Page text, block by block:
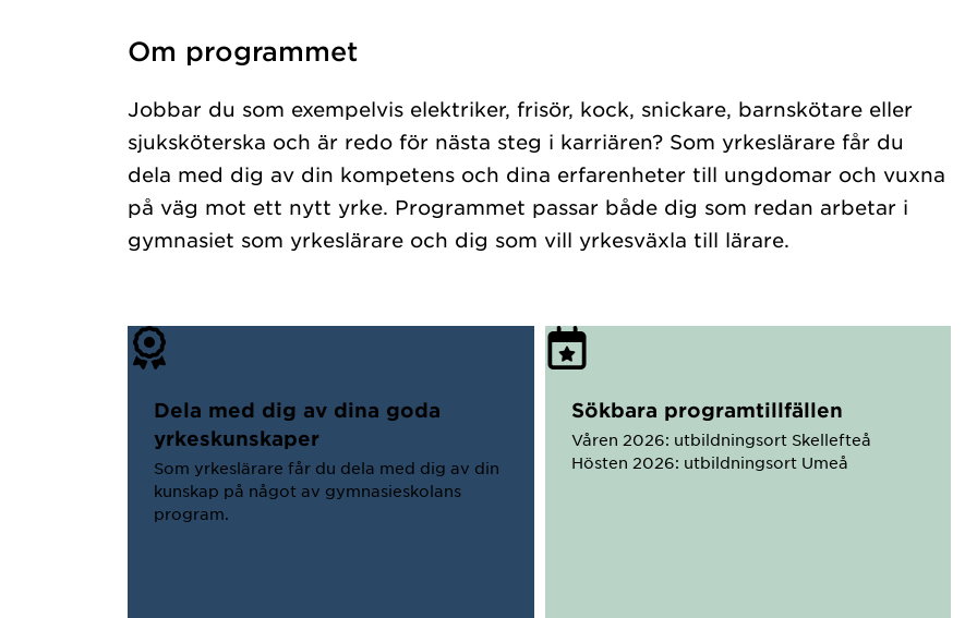
Om programmet
Jobbar du som exempelvis elektriker, frisör, kock, snickare, barnskötare eller
sjuksköterska och är redo för nästa steg i karriären? Som yrkeslärare får du
dela med dig av din kompetens och dina erfarenheter till ungdomar och vuxna
på väg mot ett nytt yrke. Programmet passar både dig som redan arbetar i
gymnasiet som yrkeslärare och dig som vill yrkesväxla till lärare.
Dela med dig av dina goda
yrkeskunskaper
Som yrkeslärare får du dela med dig av din
kunskap på något av gymnasieskolans
program.
Sökbara programtillfällen
Våren 2026: utbildningsort Skellefteå
Hösten 2026: utbildningsort Umeå